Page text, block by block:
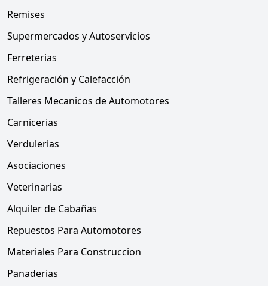
Remises
Supermercados y Autoservicios
Ferreterias
Refrigeración y Calefacción
Talleres Mecanicos de Automotores
Carnicerias
Verdulerias
Asociaciones
Veterinarias
Alquiler de Cabañas
Repuestos Para Automotores
Materiales Para Construccion
Panaderias